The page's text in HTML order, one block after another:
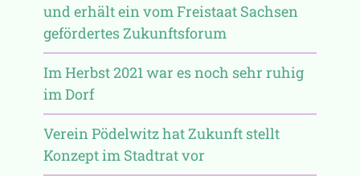
und erhält ein vom Freistaat Sachsen
gefördertes Zukunftsforum
Im Herbst 2021 war es noch sehr ruhig
im Dorf
Verein Pödelwitz hat Zukunft stellt
Konzept im Stadtrat vor